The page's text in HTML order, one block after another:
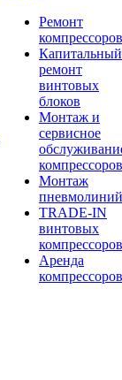
Ремонт
компрессоров
Капитальный
ремонт
винтовых
блоков
Монтаж и
сервисное
компрессоров
Монтаж
пневмолиний
TRADE-IN
винтовых
компрессоров
Аренда
компрессоров